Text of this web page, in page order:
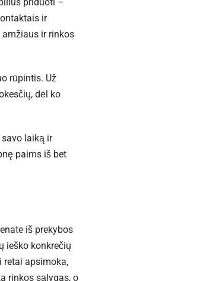
ir
ir rinkos
rūpintis. Už
dėl ko
laiką ir
paims iš bet
iš prekybos
ieško konkrečių
retai apsimoka,
rinkos sąlygas, o